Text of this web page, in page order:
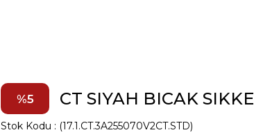
5 CT SIYAH BICAK SIKKE
Stok Kodu (17.1.CT.3A255070V2CT.STD)